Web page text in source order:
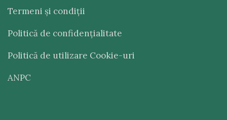
Termeni şi condiţii
Politică de confidenţialitate
Politică de utilizare Cookie-uri
ANPC